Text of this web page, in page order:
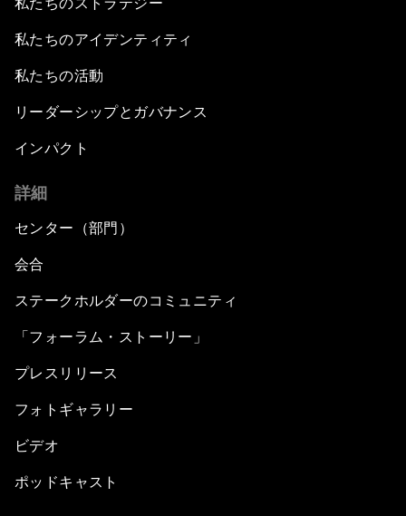
私たちのストラテジー
私たちのアイデンティティ
私たちの活動
リーダーシップとガバナンス
インパクト
詳細
センター（部門）
会合
ステークホルダーのコミュニティ
「フォーラム・ストーリー」
プレスリリース
フォトギャラリー
ビデオ
ポッドキャスト